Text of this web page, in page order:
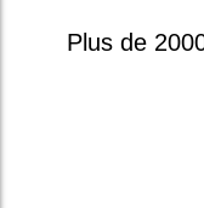
Plus de